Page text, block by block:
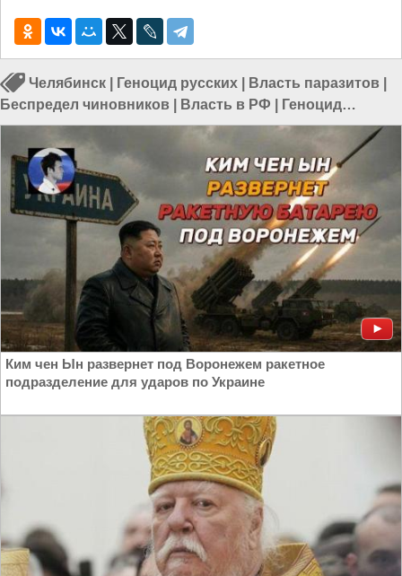
Челябинск Геноцид русских Власть паразитов
Беспредел чиновников
Власть в РФ
Геноцид
русских в России|Геноцид в России
Ким чен Ын развернет под Воронежем ракетное
подразделение для ударов по Украине